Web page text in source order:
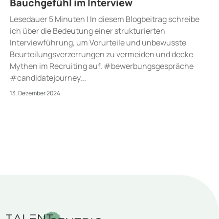
Bauchgefühl im Interview
Lesedauer 5 Minuten | In diesem Blogbeitrag schreibe
ich über die Bedeutung einer strukturierten
Interviewführung, um Vorurteile und unbewusste
Beurteilungsverzerrungen zu vermeiden und decke
Mythen im Recruiting auf. #bewerbungsgespräche
#candidatejourney...
13. Dezember 2024